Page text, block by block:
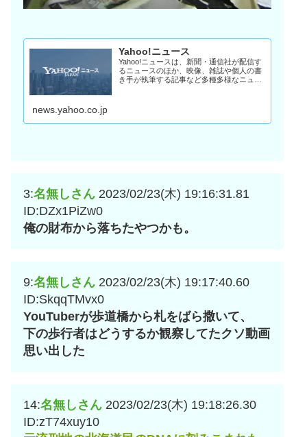
Yahoo!ニュース
Yahoo!ニュースは、新聞・通信社が配信す
るニュースのほか、映像、雑誌や個人の書
き手が執筆する記事など多種多様なニュー
news.yahoo.co.jp
3:名無しさん 2023/02/23(木) 19:16:31.81
ID:DZx1PiZw0
俺の財布から落ちたやつかも。
9:名無しさん 2023/02/23(木) 19:17:40.60
ID:SkqqTMvx0
YouTuberが歩道橋から札をばら撒いて、
下の歩行者はどうするか観察してたクソ動画
思い出した
14:名無しさん 2023/02/23(木) 19:18:26.30
ID:zT74xuy10